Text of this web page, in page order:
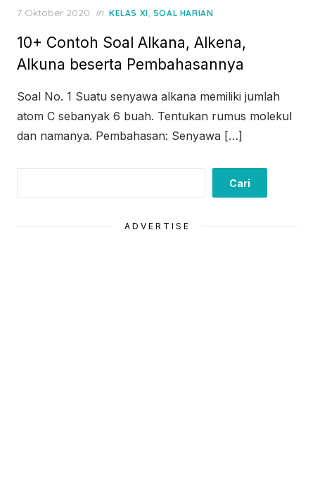
Posted
7 Oktober 2020 in KELAS XI, SOAL HARIAN
10+ Contoh Soal Alkana, Alkena,
Alkuna beserta Pembahasannya
Soal No. 1 Suatu senyawa alkana memiliki jumlah
atom C sebanyak 6 buah. Tentukan rumus molekul
dan namanya. Pembahasan: Senyawa […]
Cari
ADVERTISE